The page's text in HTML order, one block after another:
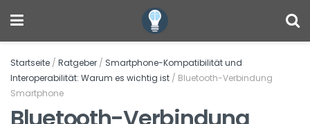
Startseite / Ratgeber / Smartphone-Kompatibilität und
Interoperabilität: Warum es wichtig ist / Bluetooth-Verbindung
Smartphone